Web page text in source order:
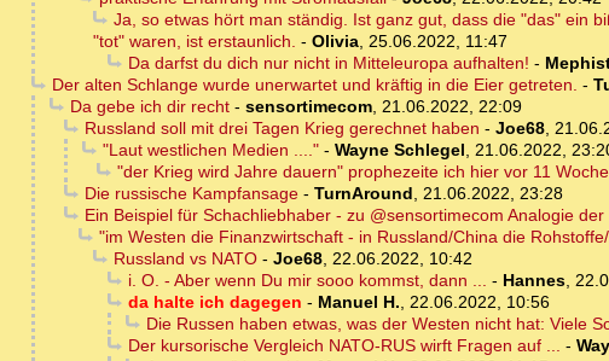
Ja, so etwas hört man ständig. Ist ganz gut, dass die "das" ein
"tot" waren, ist erstaunlich. - Olivia, 25.06.2022, 11:47
Da darfst du dich nur nicht in Mitteleuropa aufhalten! -
Der alten Schlange wurde unerwartet und kräftig in die Eier getreten. -
Da gebe ich dir recht- sensortimecom, 21.06.2022, 22:09
Russland soll mit drei Tagen Krieg gerechnet haben - Joe68,
"Laut westlichen Medien ...."- Wayne Schlegel, 21.06.2022,
"der Krieg wird Jahre dauern" prophezeite ich hier vor 11
Die russische Kampfansage- TurnAround, 21.06.2022, 23:28
Ein Beispiel für Schachliebhaber - zu @sensortimecom Analogie
"im Westen die Finanzwirtschaft - in Russland/China die
Russland vs NATO- Joe68, 22.06.2022, 10:42
i. O. - Aber wenn Du mir sooo kommst, dann ... - Hannes,
da halte ich dagegen - Manuel H., 22.06.2022, 10:56
Die Russen haben etwas, was der Westen nicht hat: Viele
Der kursorische Vergleich NATO-RUS wirft Fragen auf ... -